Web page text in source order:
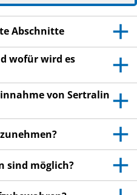
Ihnen persönlich
es nicht an Dritte weiter.
schaden, auch wenn
haben wie Sie.
bemerken, wenden Sie
Dies gilt auch
nicht in dieser
sind. Siehe Abschnitt
Abschnitte
wofür wird es
von Sertralin
sind möglich?